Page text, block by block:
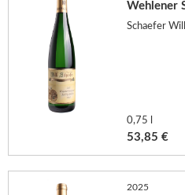
Wehlener
Schaefer
0,75 l
53,85 €
2025